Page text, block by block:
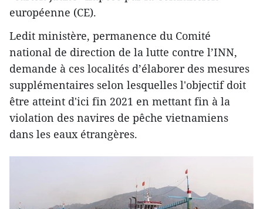
européenne (CE).
Ledit ministère, permanence du Comité
national de direction de la lutte contre l’INN,
demande à ces localités d’élaborer des mesures
supplémentaires selon lesquelles l'objectif doit
être atteint d'ici fin 2021 en mettant fin à la
violation des navires de pêche vietnamiens
dans les eaux étrangères.